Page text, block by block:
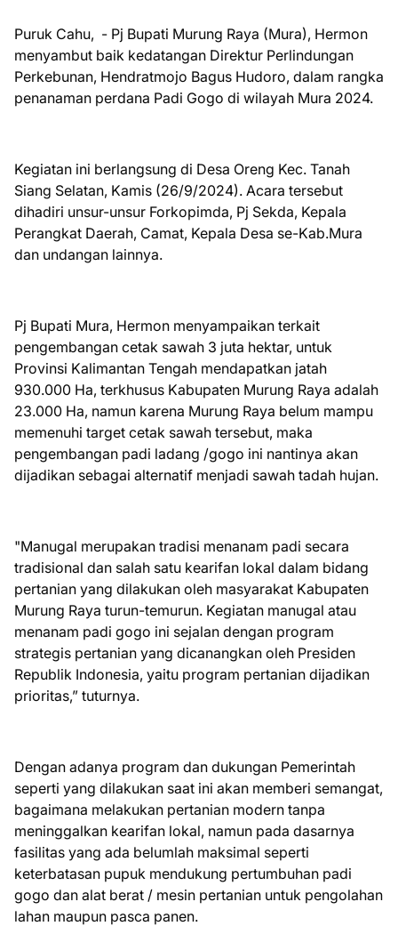
Puruk Cahu, - Pj Bupati Murung Raya (Mura), Hermon
menyambut baik kedatangan Direktur Perlindungan
Perkebunan, Hendratmojo Bagus Hudoro, dalam rangka
penanaman perdana Padi Gogo di wilayah Mura 2024.
Kegiatan ini berlangsung di Desa Oreng Kec. Tanah
Siang Selatan, Kamis (26/9/2024). Acara tersebut
dihadiri unsur-unsur Forkopimda, Pj Sekda, Kepala
Perangkat Daerah, Camat, Kepala Desa se-Kab.Mura
dan undangan lainnya.
Pj Bupati Mura, Hermon menyampaikan terkait
pengembangan cetak sawah 3 juta hektar, untuk
Provinsi Kalimantan Tengah mendapatkan jatah
930.000 Ha, terkhusus Kabupaten Murung Raya adalah
23.000 Ha, namun karena Murung Raya belum mampu
memenuhi target cetak sawah tersebut, maka
pengembangan padi ladang /gogo ini nantinya akan
dijadikan sebagai alternatif menjadi sawah tadah hujan.
"Manugal merupakan tradisi menanam padi secara
tradisional dan salah satu kearifan lokal dalam bidang
pertanian yang dilakukan oleh masyarakat Kabupaten
Murung Raya turun-temurun. Kegiatan manugal atau
menanam padi gogo ini sejalan dengan program
strategis pertanian yang dicanangkan oleh Presiden
Republik Indonesia, yaitu program pertanian dijadikan
prioritas,” tuturnya.
Dengan adanya program dan dukungan Pemerintah
seperti yang dilakukan saat ini akan memberi semangat,
bagaimana melakukan pertanian modern tanpa
meninggalkan kearifan lokal, namun pada dasarnya
fasilitas yang ada belumlah maksimal seperti
keterbatasan pupuk mendukung pertumbuhan padi
gogo dan alat berat / mesin pertanian untuk pengolahan
lahan maupun pasca panen.